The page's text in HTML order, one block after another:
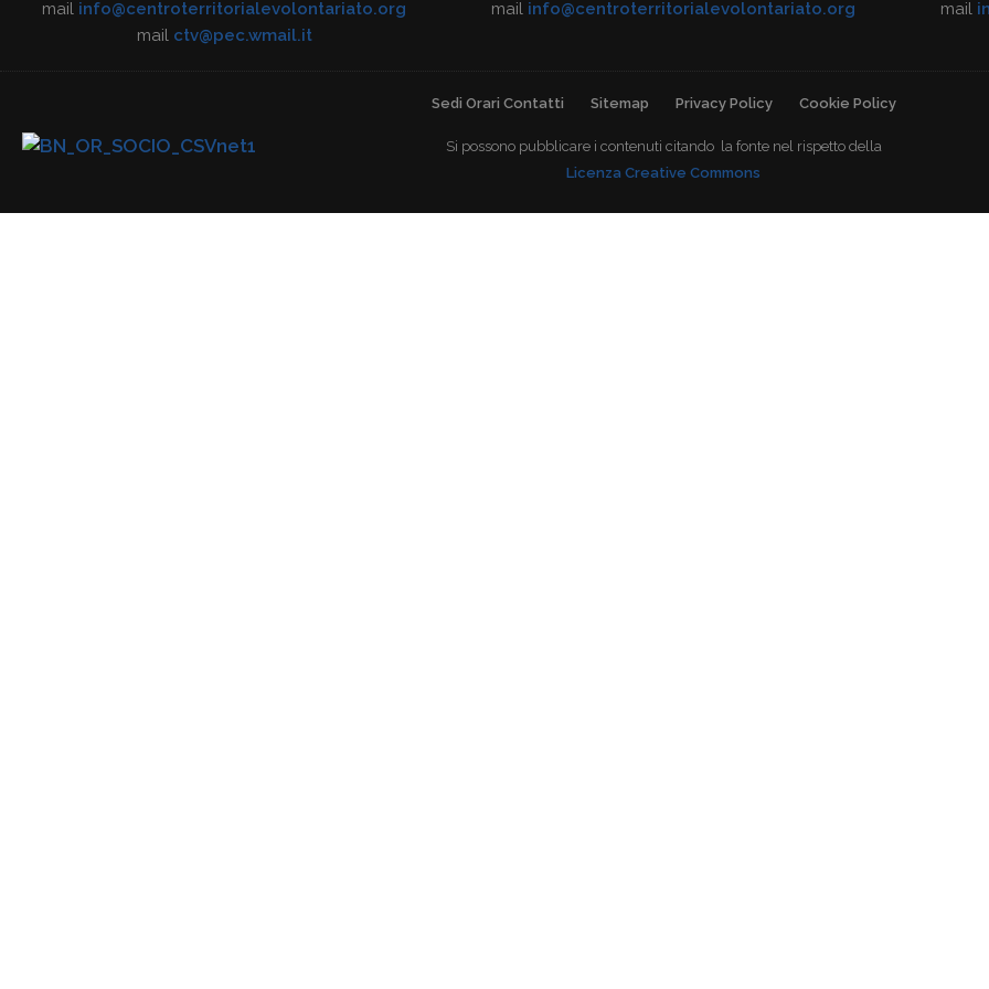
mail info@centroterritorialevolontariato.org
mail ctv@pec.wmail.it
mail info@centroterritorialevolontariato.org
mail
Sedi Orari Contatti Sitemap Privacy Policy Cookie Policy
Si possono pubblicare i contenuti citando la fonte nel rispetto della
Licenza Creative Commons